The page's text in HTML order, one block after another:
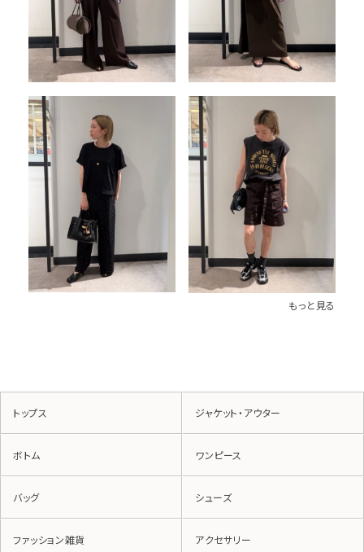
もっと見る
トップス ジャケット・アウター
ボトム ワンピース
バッグ シューズ
ファッション雑貨 アクセサリー